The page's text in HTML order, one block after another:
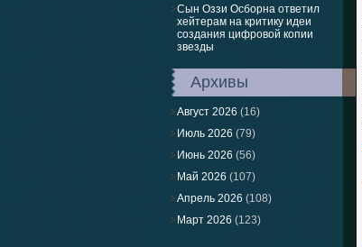
Сын Оззи Осборна ответил
хейтерам на критику идеи
создания цифровой копии
звезды
Архивы
Август 2026 (16)
Июль 2026 (79)
Июнь 2026 (56)
Май 2026 (107)
Апрель 2026 (108)
Март 2026 (123)